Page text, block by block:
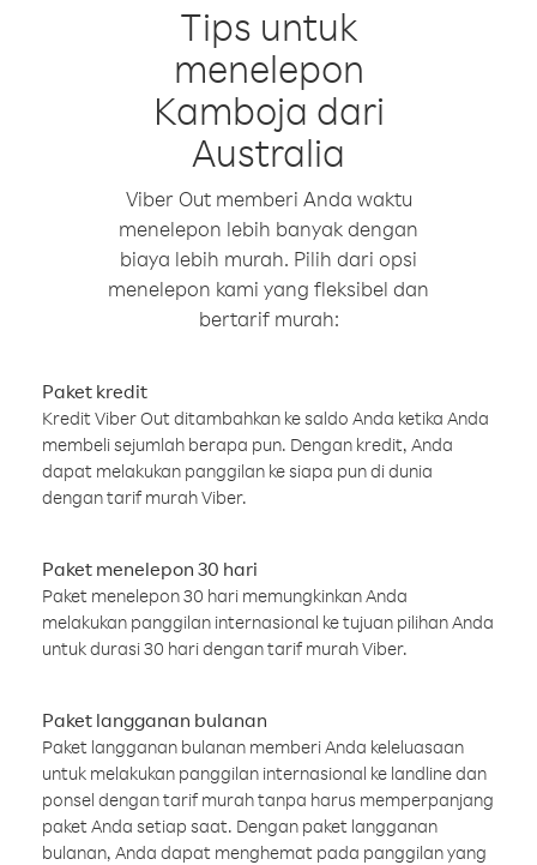
Tips untuk
menelepon
Kamboja dari
Australia
Viber Out memberi Anda waktu
menelepon lebih banyak dengan
biaya lebih murah. Pilih dari opsi
menelepon kami yang fleksibel dan
bertarif murah:
Paket kredit
Kredit Viber Out ditambahkan ke saldo Anda ketika Anda
membeli sejumlah berapa pun. Dengan kredit, Anda
dapat melakukan panggilan ke siapa pun di dunia
dengan tarif murah Viber.
Paket menelepon 30 hari
Paket menelepon 30 hari memungkinkan Anda
melakukan panggilan internasional ke tujuan pilihan Anda
untuk durasi 30 hari dengan tarif murah Viber.
Paket langganan bulanan
Paket langganan bulanan memberi Anda keleluasaan
untuk melakukan panggilan internasional ke landline dan
ponsel dengan tarif murah tanpa harus memperpanjang
paket Anda setiap saat. Dengan paket langganan
bulanan, Anda dapat menghemat pada panggilan yang